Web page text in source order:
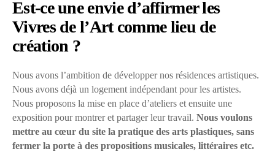
Est-ce une envie d’affirmer les
Vivres de l’Art comme lieu de
création ?
Nous avons l’ambition de développer nos résidences artistiques.
Nous avons déjà un logement indépendant pour les artistes.
Nous proposons la mise en place d’ateliers et ensuite une
exposition pour montrer et partager leur travail. Nous voulons
mettre au cœur du site la pratique des arts plastiques, sans
fermer la porte à des propositions musicales, littéraires etc.